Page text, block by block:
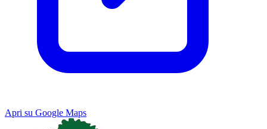
Apri su Google MapsKeyboard shortcuts